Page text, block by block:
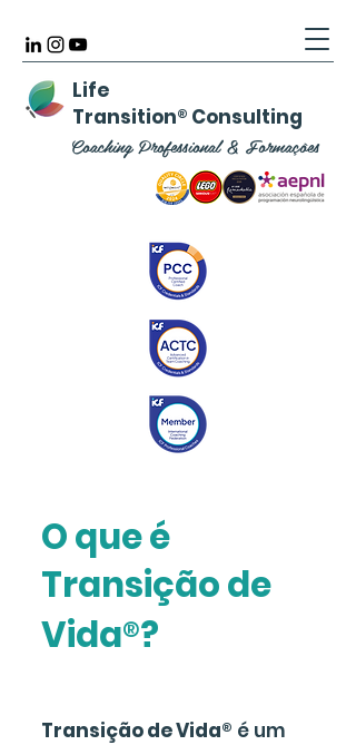
Life
Transition® Consulting
Coaching Professional & Formações
O que é
Transição de
Vida®?
Transição de Vida® é um